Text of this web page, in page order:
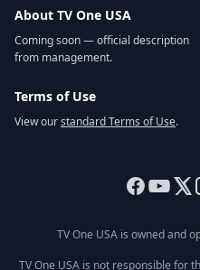
About TV One USA
Coming soon — official description
from management.
Terms of Use
View ourstandard Terms of Use.
TV One USA is owned and
TV One USA is not responsible for